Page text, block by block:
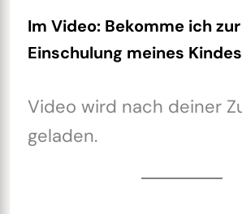
Im Video: Bekomme ich zur
Einschulung meines
Video wird nach deiner
geladen.